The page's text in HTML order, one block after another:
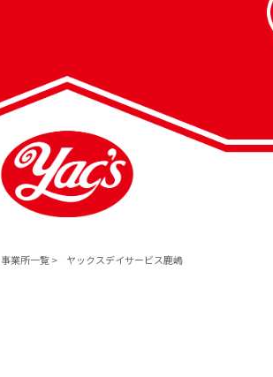
事業所一覧> ヤックスデイサービス鹿嶋